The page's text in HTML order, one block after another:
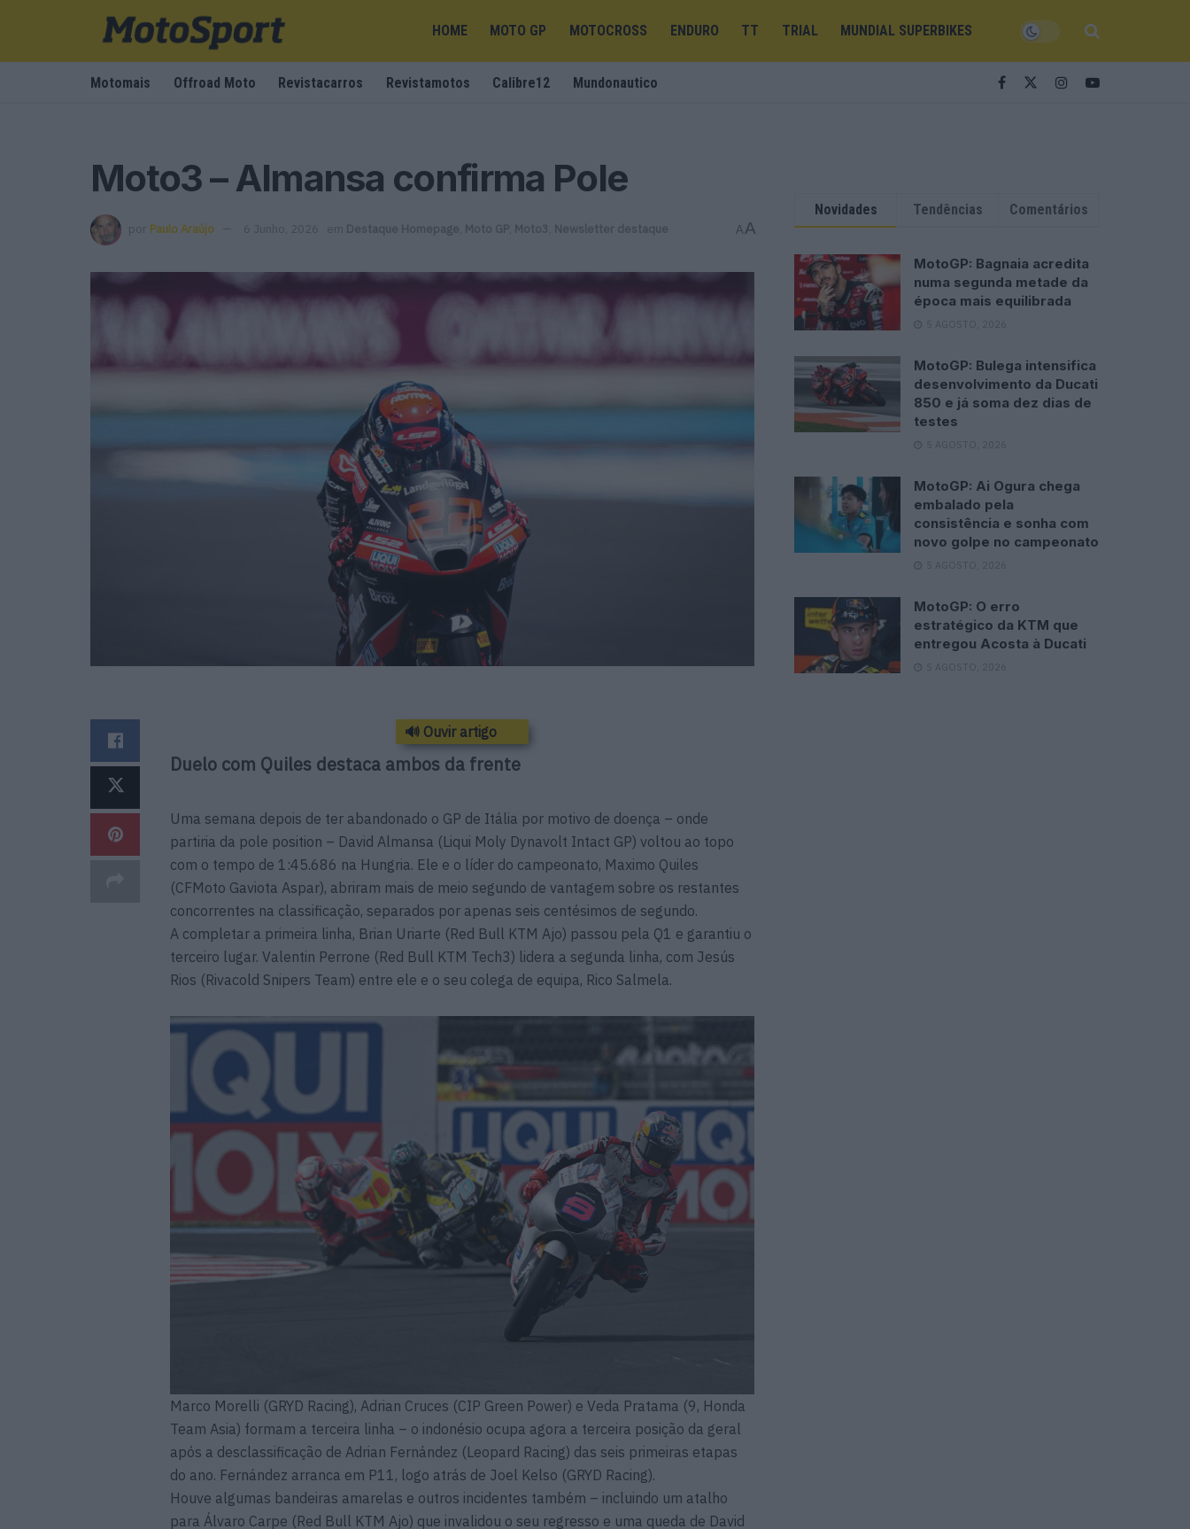
HOME MOTO GP MOTOCROSS ENDURO TT TRIAL MUNDIAL SUPERBIKES
Motomais Offroad Moto Revistacarros Revistamotos Calibre12 Mundonautico
Moto3 – Almansa confirma Pole
por Paulo Araújo 6 Junho, 2026 em Destaque Homepage Moto GP Moto3 Newsletter destaque AA
🔊 Ouvir artigo
Duelo com Quiles destaca ambos da frente
Uma semana depois de ter abandonado o GP de Itália por motivo de doença – onde
partiria da pole position – David Almansa (Liqui Moly Dynavolt Intact GP) voltou ao topo
com o tempo de 1:45.686 na Hungria. Ele e o líder do campeonato, Maximo Quiles
(CFMoto Gaviota Aspar), abriram mais de meio segundo de vantagem sobre os restantes
concorrentes na classificação, separados por apenas seis centésimos de segundo.
A completar a primeira linha, Brian Uriarte (Red Bull KTM Ajo) passou pela Q1 e garantiu o
terceiro lugar. Valentin Perrone (Red Bull KTM Tech3) lidera a segunda linha, com Jesús
Rios (Rivacold Snipers Team) entre ele e o seu colega de equipa, Rico Salmela.
Marco Morelli (GRYD Racing), Adrian Cruces (CIP Green Power) e Veda Pratama (9, Honda
Team Asia) formam a terceira linha – o indonésio ocupa agora a terceira posição da geral
após a desclassificação de Adrian Fernández (Leopard Racing) das seis primeiras etapas
do ano. Fernández arranca em P11, logo atrás de Joel Kelso (GRYD Racing).
Houve algumas bandeiras amarelas e outros incidentes também – incluindo um atalho
para Álvaro Carpe (Red Bull KTM Ajo) que invalidou o seu regresso e uma queda de David
Novidades Tendências Comentários
MotoGP: Bagnaia acredita
numa segunda metade da
época mais equilibrada
5 AGOSTO, 2026
MotoGP: Bulega intensifica
desenvolvimento da Ducati
850 e já soma dez dias de
testes
5 AGOSTO, 2026
MotoGP: Ai Ogura chega
embalado pela
consistência e sonha com
novo golpe no campeonato
5 AGOSTO, 2026
MotoGP: O erro
estratégico da KTM que
entregou Acosta à Ducati
5 AGOSTO, 2026